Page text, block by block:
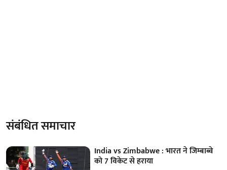
संबंधित समाचार
India vs Zimbabwe : भारत ने जिम्बाब्वे
को 7 विकेट से हराया